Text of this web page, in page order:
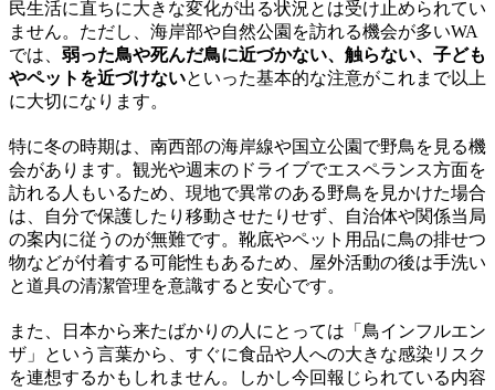
民生活に直ちに大きな変化が出る状況とは受け止められてい
ません。ただし、海岸部や自然公園を訪れる機会が多いWA
では、 弱った鳥や死んだ鳥に近づかない、触らない、子ども
やペットを近づけないといった基本的な注意がこれまで以上
に大切になります。
特に冬の時期は、南西部の海岸線や国立公園で野鳥を見る機
会があります。観光や週末のドライブでエスペランス方面を
訪れる人もいるため、現地で異常のある野鳥を見かけた場合
は、自分で保護したり移動させたりせず、自治体や関係当局
の案内に従うのが無難です。靴底やペット用品に鳥の排せつ
物などが付着する可能性もあるため、屋外活動の後は手洗い
と道具の清潔管理を意識すると安心です。
また、日本から来たばかりの人にとっては「鳥インフルエン
ザ」という言葉から、すぐに食品や人への大きな感染リスク
を連想するかもしれません。しかし今回報じられている内容